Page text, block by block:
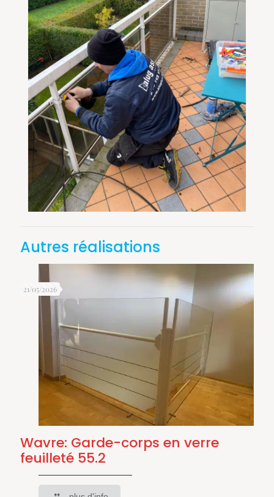
Autres réalisations
21/05/2026
Wavre: Garde-corps en verre
feuilleté 55.2